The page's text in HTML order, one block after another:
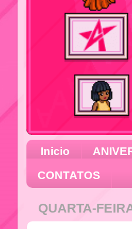
Inicio
CONTATOS
QUARTA-